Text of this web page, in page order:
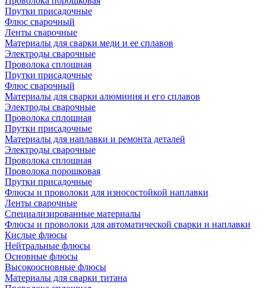
Прутки присадочные
Флюс сварочный
Ленты сварочные
Материалы для сварки меди и ее сплавов
Электроды сварочные
Проволока сплошная
Прутки присадочные
Флюс сварочный
Материалы для сварки алюминия и его сплавов
Электроды сварочные
Проволока сплошная
Прутки присадочные
Материалы для наплавки и ремонта деталей
Электроды сварочные
Проволока сплошная
Проволока порошковая
Прутки присадочные
Флюсы и проволоки для износостойкой наплавки
Ленты сварочные
Специализированные материалы
Флюсы и проволоки для автоматической сварки и наплавки
Кислые флюсы
Нейтральные флюсы
Основные флюсы
Высокоосновные флюсы
Материалы для сварки титана